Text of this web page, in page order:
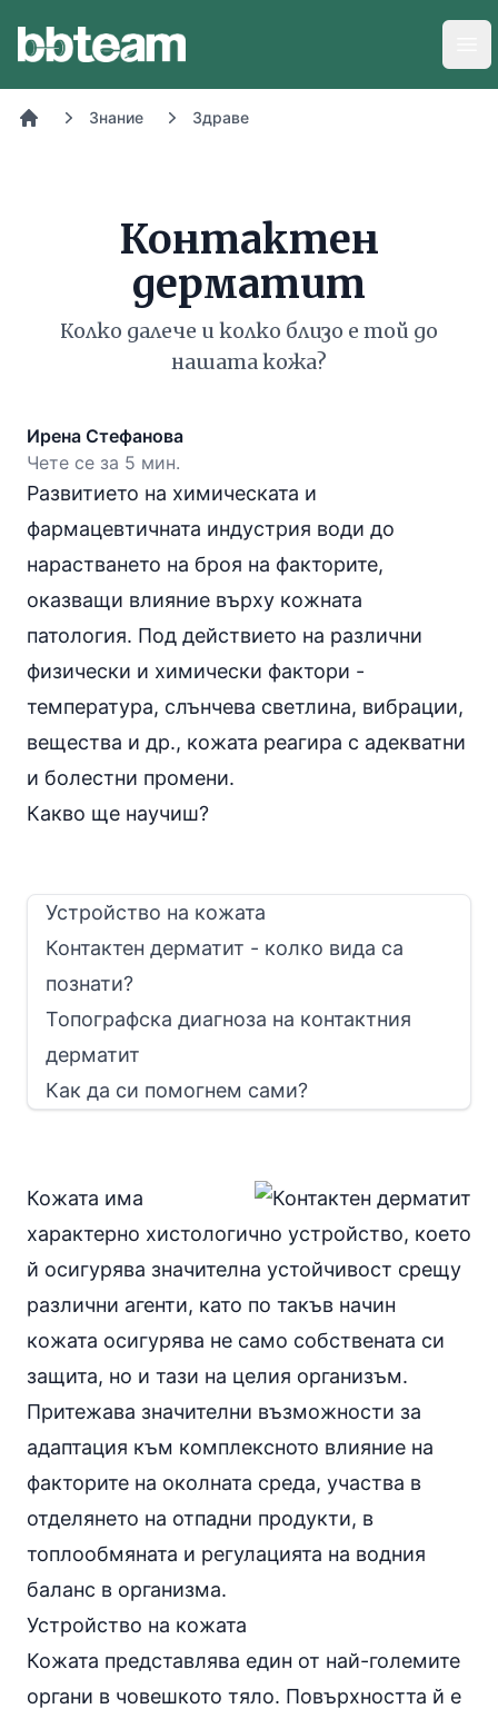
Знание Здраве
Контактен
дерматит
Колко далече и колко близо е той до
нашата кожа?
Ирена Стефанова
Чете се за 5 мин.
Развитието на химическата и
фармацевтичната индустрия води до
нарастването на броя на факторите,
оказващи влияние върху кожната
патология. Под действието на различни
физически и химически фактори -
температура, слънчева светлина, вибрации,
вещества и др., кожата реагира с адекватни
и болестни промени.
Какво ще научиш?
Устройство на кожата
Контактен дерматит - колко вида са
познати?
Топографска диагноза на контактния
дерматит
Как да си помогнем сами?
Кожата има
характерно хистологично устройство, което
й осигурява значителна устойчивост срещу
различни агенти, като по такъв начин
кожата осигурява не само собствената си
защита, но и тази на целия организъм.
Притежава значителни възможности за
адаптация към комплексното влияние на
факторите на околната среда, участва в
отделянето на отпадни продукти, в
топлообмяната и регулацията на водния
баланс в организма.
Устройство на кожата
Кожата представлява един от най-големите
органи в човешкото тяло. Повърхността й е